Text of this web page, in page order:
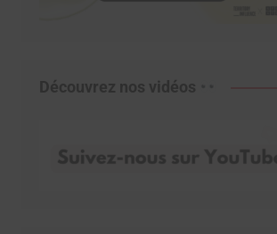
Découvrez nos vidéos